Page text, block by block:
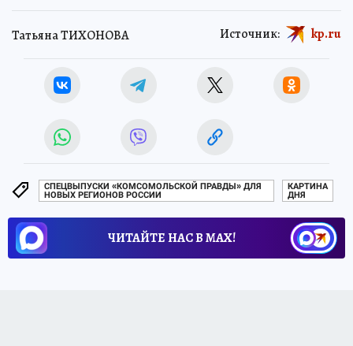
Татьяна ТИХОНОВА Источник: kp.ru
СПЕЦВЫПУСКИ «КОМСОМОЛЬСКОЙ ПРАВДЫ» ДЛЯ
НОВЫХ РЕГИОНОВ РОССИИ
КАРТИНА
ДНЯ
ЧИТАЙТЕ НАС В МАХ!